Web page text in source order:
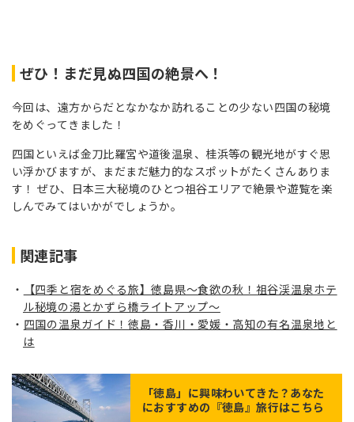
ぜひ！まだ見ぬ四国の絶景へ！
今回は、遠方からだとなかなか訪れることの少ない四国の秘境
をめぐってきました！
四国といえば金刀比羅宮や道後温泉、桂浜等の観光地がすぐ思
い浮かびますが、まだまだ魅力的なスポットがたくさんありま
す！ ぜひ、日本三大秘境のひとつ祖谷エリアで絶景や遊覧を楽
しんでみてはいかがでしょうか。
関連記事
【四季と宿をめぐる旅】徳島県〜食欲の秋！祖谷渓温泉ホテ
ル秘境の湯とかずら橋ライトアップ〜
四国の温泉ガイド！徳島・香川・愛媛・高知の有名温泉地と
は
「徳島」に興味わいてきた？あなた
におすすめの『徳島』旅行はこちら